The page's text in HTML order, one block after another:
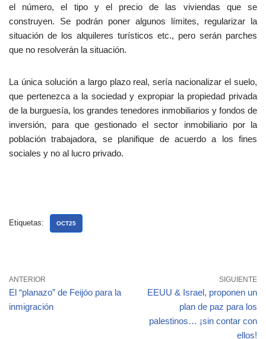
el número, el tipo y el precio de las viviendas que se
construyen. Se podrán poner algunos límites, regularizar la
situación de los alquileres turísticos etc., pero serán parches
que no resolverán la situación.
La única solución a largo plazo real, sería nacionalizar el suelo,
que pertenezca a la sociedad y expropiar la propiedad privada
de la burguesía, los grandes tenedores inmobiliarios y fondos de
inversión, para que gestionado el sector inmobiliario por la
población trabajadora, se planifique de acuerdo a los fines
sociales y no al lucro privado.
Etiquetas: OCT25
ANTERIOR
El “planazo” de Feijóo para la
inmigración
SIGUIENTE
EEUU & Israel, proponen un
plan de paz para los
palestinos… ¡sin contar con
ellos!